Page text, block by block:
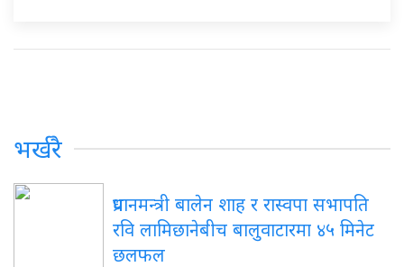
भर्खरै
प्रधानमन्त्री बालेन शाह र रास्वपा सभापति
रवि लामिछानेबीच बालुवाटारमा ४५ मिनेट
छलफल